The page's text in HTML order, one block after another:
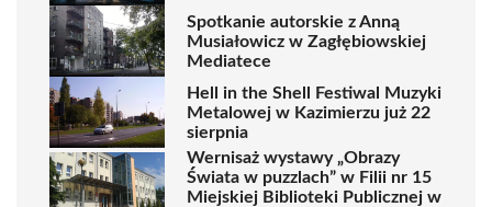
Spotkanie autorskie z Anną
Musiałowicz w Zagłębiowskiej
Mediatece
Hell in the Shell Festiwal Muzyki
Metalowej w Kazimierzu już 22
sierpnia
Wernisaż wystawy „Obrazy
Świata w puzzlach” w Filii nr 15
Miejskiej Biblioteki Publicznej w